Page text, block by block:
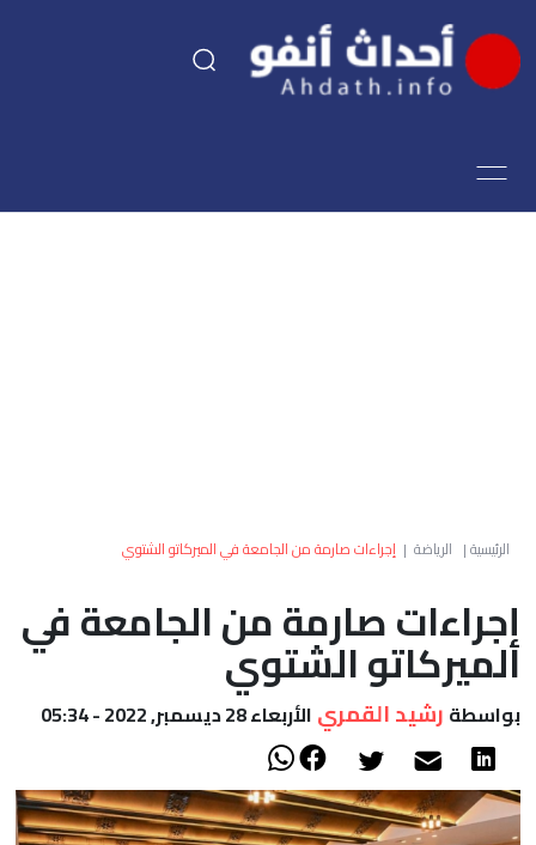
اقتصاد
العالم
أعمدة
الصحراء
الرئيسية| الرياضة | إجراءات صارمة من الجامعة في الميركاتو الشتوي
إجراءات صارمة من الجامعة في
الميركاتو الشتوي
بواسطة رشيد القمري الأربعاء 28 ديسمبر, 2022 - 05:34